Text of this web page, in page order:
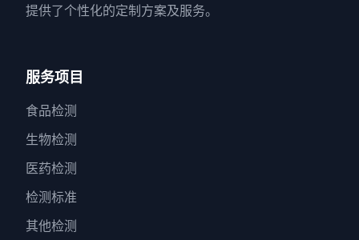
提供了个性化的定制方案及服务。
服务项目
食品检测
生物检测
医药检测
检测标准
其他检测